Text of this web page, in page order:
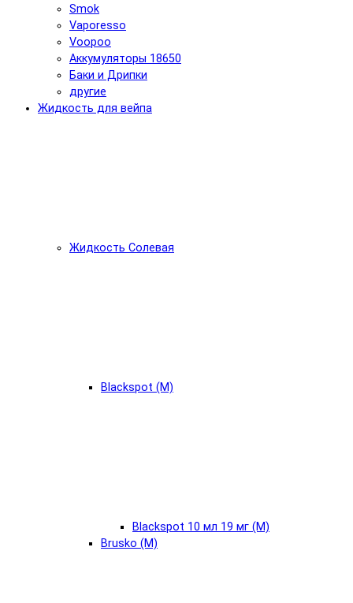
Smok
Vaporesso
Voopoo
Аккумуляторы 18650
Баки и Дрипки
другие
Жидкость для вейпа
Жидкость Солевая
Blackspot (М)
Blackspot 10 мл 19 мг (М)
Brusko (М)